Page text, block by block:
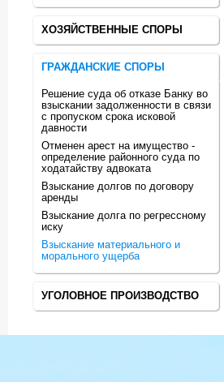
ХОЗЯЙСТВЕННЫЕ СПОРЫ
ГРАЖДАНСКИЕ СПОРЫ
Решение суда об отказе Банку во
взыскании задолженности в связи
с пропуском срока исковой
давности
Отменен арест на имущество -
определение районного суда по
ходатайству адвоката
Взыскание долгов по договору
аренды
Взыскание долга по регрессному
иску
Взыскание материального и
морального ущерба
УГОЛОВНОЕ ПРОИЗВОДСТВО